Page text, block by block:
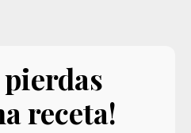
pierdas
receta!